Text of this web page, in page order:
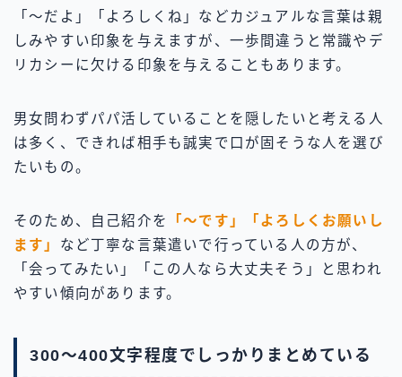
「〜だよ」「よろしくね」などカジュアルな言葉は親
しみやすい印象を与えますが、一歩間違うと常識やデ
リカシーに欠ける印象を与えることもあります。
男女問わずパパ活していることを隠したいと考える人
は多く、できれば相手も誠実で口が固そうな人を選び
たいもの。
そのため、自己紹介を
「〜です」「よろしくお願いし
ます」 など丁寧な言葉遣いで行っている人の方が、
「会ってみたい」「この人なら大丈夫そう」と思われ
やすい傾向があります。
300～400文字程度でしっかりまとめている